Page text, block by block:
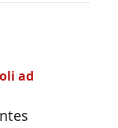
ad